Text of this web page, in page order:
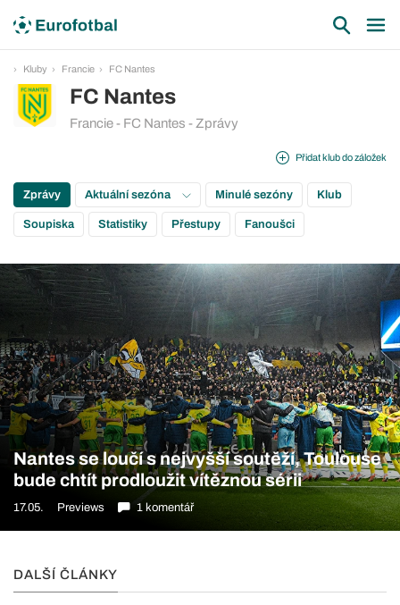
Kluby Francie FC Nantes
FC Nantes
Francie - FC Nantes - Zprávy
Přidat klub do záložek
Zprávy Aktuální sezóna Minulé sezóny Klub
Soupiska Statistiky Přestupy Fanoušci
Nantes se loučí s nejvyšší soutěží, Toulouse
bude chtít prodloužit vítěznou sérii
17.05. Previews 1 komentář
DALŠÍ ČLÁNKY